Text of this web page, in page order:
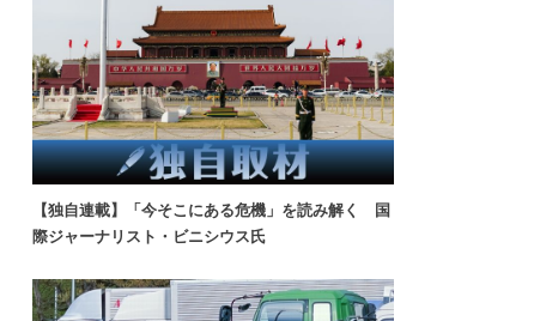
【独自連載】「今そこにある危機」を読み解く 国
際ジャーナリスト・ビニシウス氏